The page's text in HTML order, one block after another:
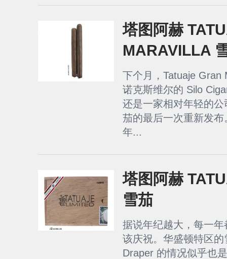
塔图阿赫
MARAVILLA
下个月，Tatuaje Gran
诺克斯维尔的 Silo
还是一家相对年轻的
茄的最后一次重新发
年...
塔图阿赫
雪茄
据说年纪越大，每一
该庆祝。华盛顿特区
Draper 的情况似乎也